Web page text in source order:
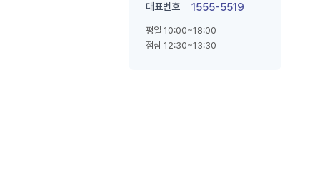
대표번호 1555-5519
평일 10:00~18:00
점심 12:30~13:30